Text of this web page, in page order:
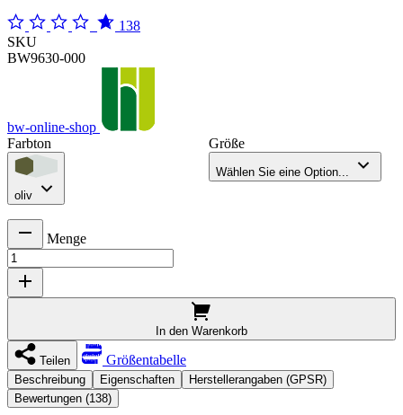
138
SKU
BW9630-000
bw-online-shop
Farbton
oliv
Größe
Wählen Sie eine Option...
Menge
In den Warenkorb
Teilen Größentabelle
Beschreibung Eigenschaften
Herstellerangaben (GPSR)
Bewertungen (138)